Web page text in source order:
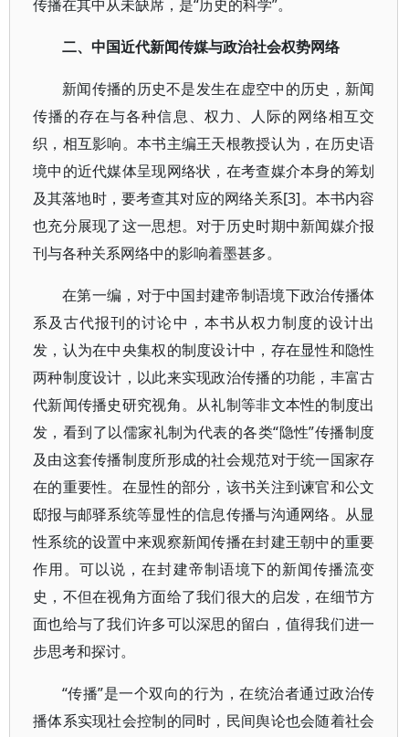
传播在其中从未缺席，是“历史的科学”。
二、中国近代新闻传媒与政治社会权势网络
新闻传播的历史不是发生在虚空中的历史，新闻
传播的存在与各种信息、权力、人际的网络相互交
织，相互影响。本书主编王天根教授认为，在历史语
境中的近代媒体呈现网络状，在考查媒介本身的筹划
及其落地时，要考查其对应的网络关系[3]。本书内容
也充分展现了这一思想。对于历史时期中新闻媒介报
刊与各种关系网络中的影响着墨甚多。
在第一编，对于中国封建帝制语境下政治传播体
系及古代报刊的讨论中，本书从权力制度的设计出
发，认为在中央集权的制度设计中，存在显性和隐性
两种制度设计，以此来实现政治传播的功能，丰富古
代新闻传播史研究视角。从礼制等非文本性的制度出
发，看到了以儒家礼制为代表的各类“隐性”传播制度
及由这套传播制度所形成的社会规范对于统一国家存
在的重要性。在显性的部分，该书关注到谏官和公文
邸报与邮驿系统等显性的信息传播与沟通网络。从显
性系统的设置中来观察新闻传播在封建王朝中的重要
作用。可以说，在封建帝制语境下的新闻传播流变
史，不但在视角方面给了我们很大的启发，在细节方
面也给与了我们许多可以深思的留白，值得我们进一
步思考和探讨。
“传播”是一个双向的行为，在统治者通过政治传
播体系实现社会控制的同时，民间舆论也会随着社会